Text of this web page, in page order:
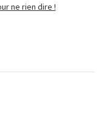
ne rien dire !